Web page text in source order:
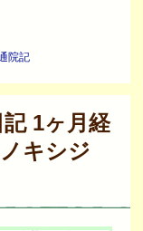
院記
1ヶ月経
キシジ